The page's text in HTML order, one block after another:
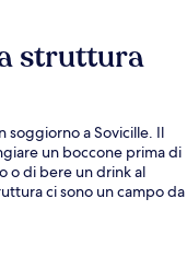
struttura
soggiorno a Sovicille. Il
un boccone prima di
o di bere un drink al
ci sono un campo da